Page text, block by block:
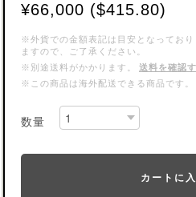
¥66,000 ($415.80)
※外貨での金額表記は目安となってお
ますので、ご了承ください。
※別途送料がかかります。
送料を確認
※この商品は海外配送できる商品です。
数量
カートに